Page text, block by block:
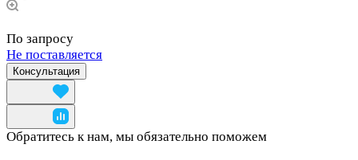
По запросу
Не поставляется
Консультация
Обратитесь к нам, мы обязательно поможем